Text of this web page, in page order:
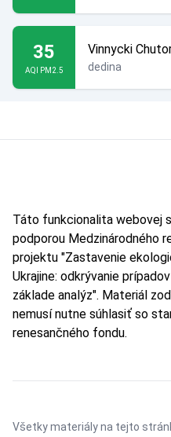
35
AQI PM2.5
Vinnycki
dedina
Táto funkcionalita webovej
podporou Medzinárodného
projektu "Zastavenie
Ukrajine: odkrývanie
základe analýz". Materiál
nemusí nutne súhlasiť so
renesančného fondu.
Všetky materiály na tejto